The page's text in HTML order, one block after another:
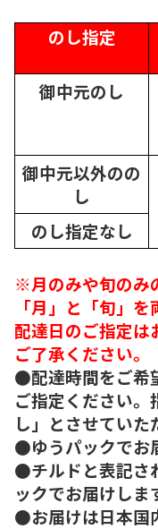
のし指定
御中元のし
御中元以外のの
し
のし指定なし
※月のみや旬のみ
「月」と「旬」
配達日のご指定は
ご了承ください。
●配達時間をご希
ご指定ください。
し」とさせていた
●ゆうパックでお
●チルドと表記さ
ックでお届けしま
●お届けは日本国